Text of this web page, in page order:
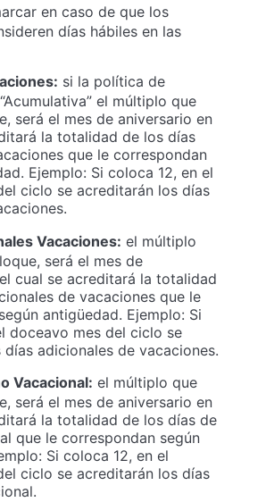
en caso de que los
días hábiles en las
si la política de
el múltiplo que
será el mes de aniversario en
la totalidad de los días
que le correspondan
Ejemplo: Si coloca 12, en el
ciclo se acreditarán los días
Vacaciones: el múltiplo
será el mes de
cual se acreditará la totalidad
de vacaciones que le
antigüedad. Ejemplo: Si
doceavo mes del ciclo se
adicionales de vacaciones.
Vacacional: el múltiplo que
será el mes de aniversario en
la totalidad de los días de
que le correspondan según
Si coloca 12, en el
ciclo se acreditarán los días